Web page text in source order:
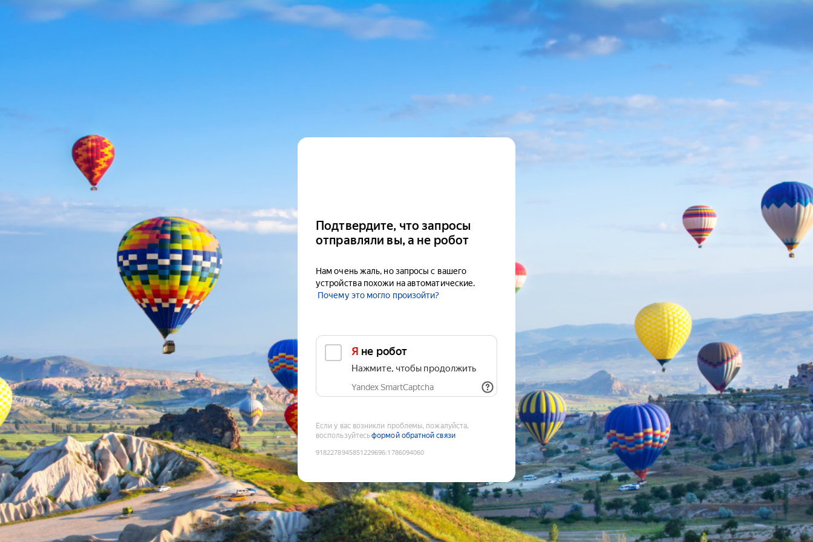
Подтвердите, что запросы
отправляли вы, а не робот
Нам очень жаль, но запросы с вашего
устройства похожи на автоматические.
Почему это могло произойти?
Я не робот
Нажмите, чтобы продолжить
Yandex SmartCaptcha
Если у вас возникли проблемы, пожалуйста,
воспользуйтесьформой обратной связи
9182278945851229696:1786094060